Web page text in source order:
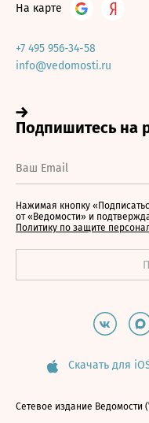
На карте
+7 495 956-34-58
info@vedomosti.ru
Нажимая кнопку
от «Ведомости» и
Политику по защите
Скачать для
Сетевое издание Ведомости